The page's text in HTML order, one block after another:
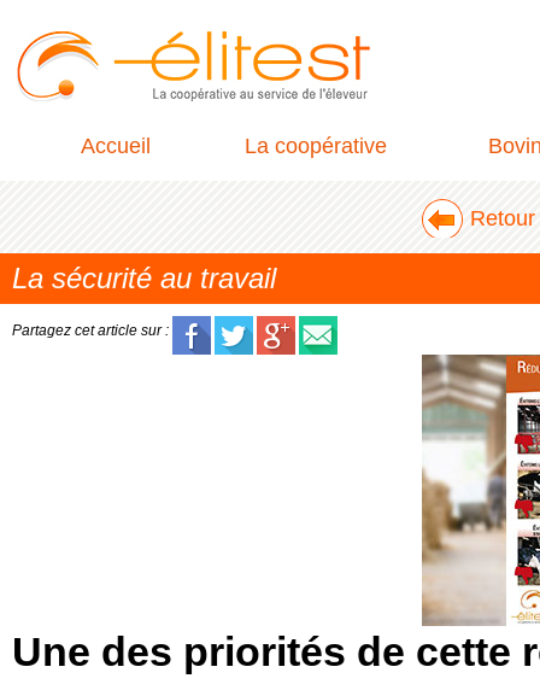
Accueil La coopérative
La sécurité au travail
Partagez cet article sur :
Une des priorités de cette